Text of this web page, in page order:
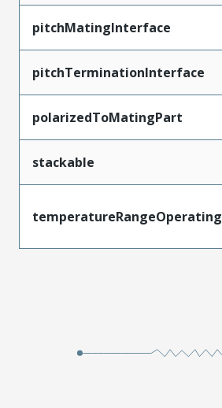
pitchMatingInterface
pitchTerminationInterface
polarizedToMatingPart
stackable
temperatureRangeOperating